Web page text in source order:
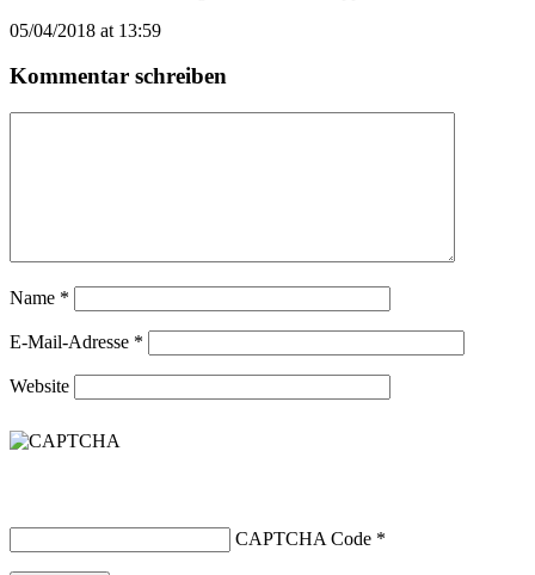
05/04/2018 at 13:59
Kommentar schreiben
Name *
E-Mail-Adresse *
Website
CAPTCHA Code *